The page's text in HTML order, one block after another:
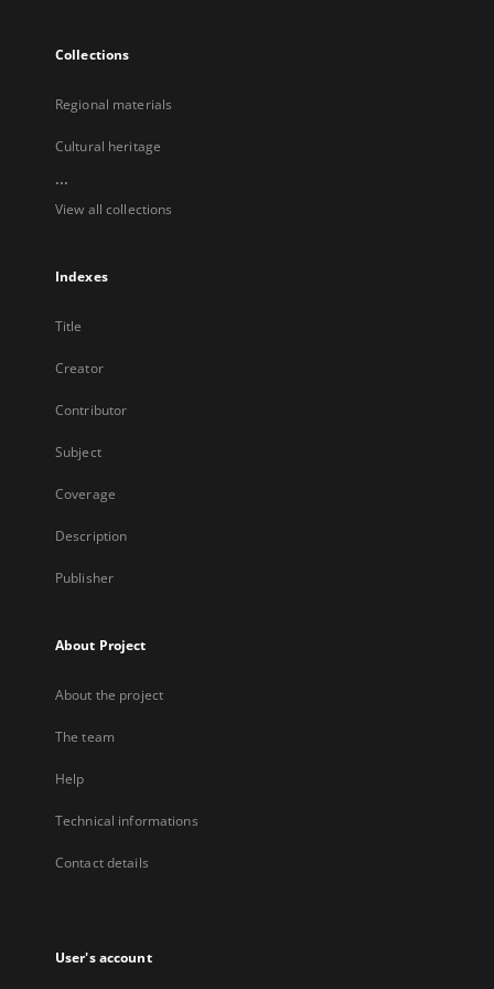
Collections
Regional materials
Cultural heritage
...
View all collections
Indexes
Title
Creator
Contributor
Subject
Coverage
Description
Publisher
About Project
About the project
The team
Help
Technical informations
Contact details
User's account